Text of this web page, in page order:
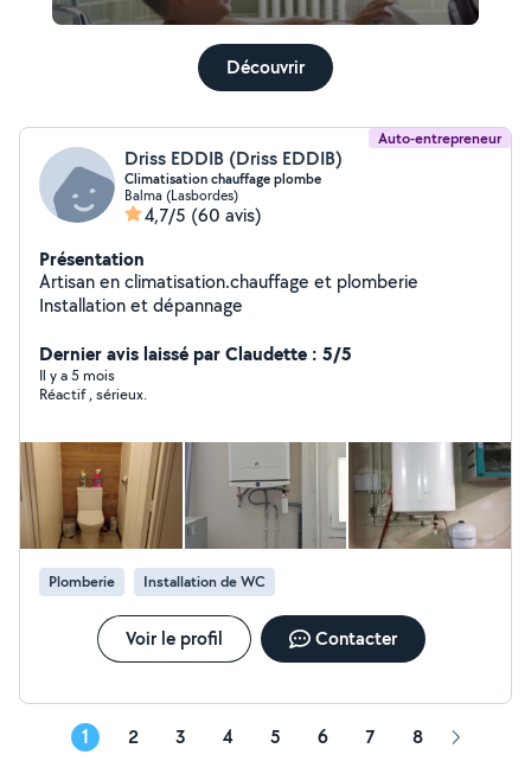
Découvrir
Auto-entrepreneur
Driss EDDIB (Driss EDDIB)
Climatisation chauffage plombe
Balma (Lasbordes)
4,7/5 (60 avis)
Présentation
Artisan en climatisation.chauffage et plomberie
Installation et dépannage
Dernier avis laissé par Claudette : 5/5
Il y a 5 mois
Réactif , sérieux.
Plomberie Installation de WC
Voir le profil Contacter
1 2 3 4 5 6 7 8 Page